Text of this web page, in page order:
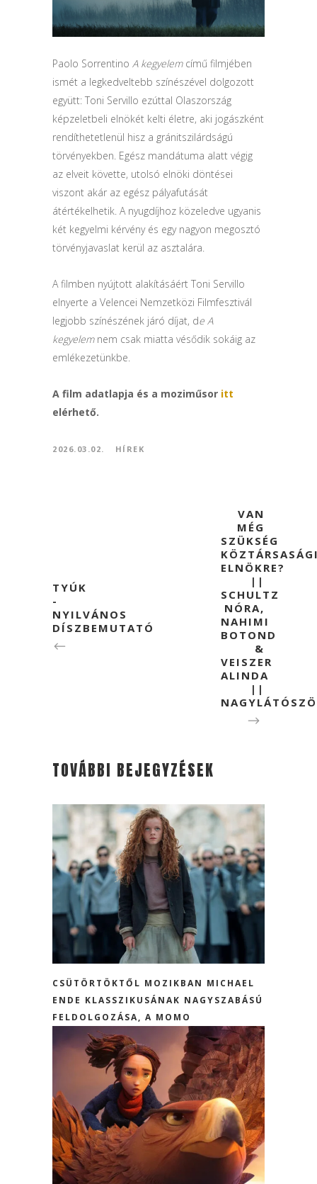
Paolo Sorrentino A kegyelemcímű filmjében
ismét a legkedveltebb színészével dolgozott
együtt: Toni Servillo ezúttal Olaszország
képzeletbeli elnökét kelti életre, aki jogászként
rendíthetetlenül hisz a gránitszilárdságú
törvényekben. Egész mandátuma alatt végig
az elveit követte, utolsó elnöki döntései
viszont akár az egész pályafutását
átértékelhetik. A nyugdíjhoz közeledve ugyanis
két kegyelmi kérvény és egy nagyon megosztó
törvényjavaslat kerül az asztalára.
A filmben nyújtott alakításáért Toni Servillo
elnyerte a Velencei Nemzetközi Filmfesztivál
legjobb színészének járó díjat, de A
kegyelemnem csak miatta vésődik sokáig az
emlékezetünkbe.
A film adatlapja és a moziműsor itt
elérhető.
2026.03.02. HÍREK
TYÚK
-
NYILVÁNOS
DÍSZBEMUTATÓ
VAN
MÉG
SZÜKSÉG
ELNÖKRE?
||
SCHULTZ
NÓRA,
NAHIMI
BOTOND
&
VEISZER
ALINDA
||
TOVÁBBI BEJEGYZÉSEK
CSÜTÖRTÖKTŐL MOZIKBAN MICHAEL
ENDE KLASSZIKUSÁNAK NAGYSZABÁSÚ
FELDOLGOZÁSA, A MOMO